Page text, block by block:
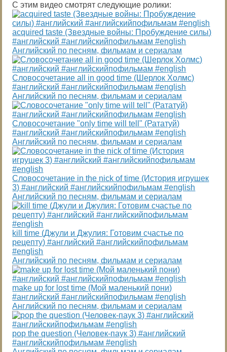
С этим видео смотрят следующие ролики:
acquired taste (Звездные войны: Пробуждение силы)
#английский #английскийпофильмам #english
Английский по песням, фильмам и сериалам
Словосочетание all in good time (Шерлок Холмс)
#английский #английскийпофильмам #english
Английский по песням, фильмам и сериалам
Словосочетание "only time will tell" (Рататуй)
#английский #английскийпофильмам #english
Английский по песням, фильмам и сериалам
Словосочетание in the nick of time (История игрушек
3) #английский #английскийпофильмам #english
Английский по песням, фильмам и сериалам
kill time (Джули и Джулия: Готовим счастье по
рецепту) #английский #английскийпофильмам
#english
Английский по песням, фильмам и сериалам
make up for lost time (Мой маленький пони)
#английский #английскийпофильмам #english
Английский по песням, фильмам и сериалам
pop the question (Человек-паук 3) #английский
#английскийпофильмам #english